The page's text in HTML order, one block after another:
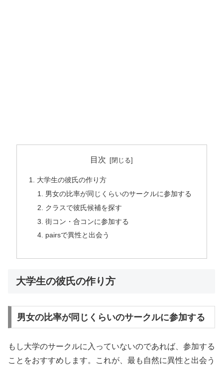
目次
大学生の彼氏の作り方
男女の比率が同じくらいのサークルに参加する
クラスで彼氏候補を探す
街コン・合コンに参加する
pairsで異性と出会う
大学生の彼氏の作り方
男女の比率が同じくらいのサークルに参加する
もし大学のサークルに入っていないのであれば、参加する
ことをおすすめします。これが、最も自然に異性と出会う